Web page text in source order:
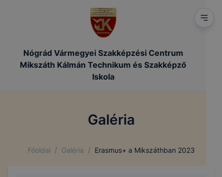
Nógrád Vármegyei Szakképzési Centrum
Mikszáth Kálmán Technikum és Szakképző
Iskola
Galéria
Főoldal / Galéria / Erasmus+ a Mikszáthban 2023